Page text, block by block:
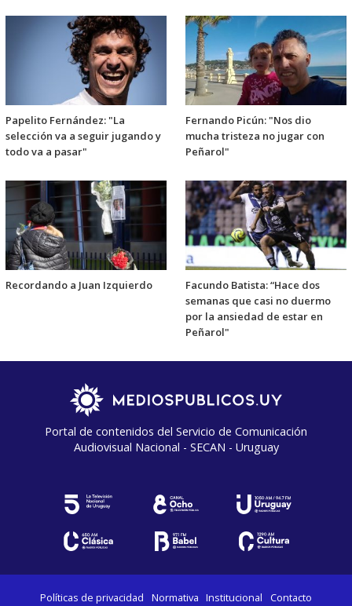
Papelito Fernández: "La
selección va a seguir jugando y
todo va a pasar"
Fernando Picún: "Nos dio
mucha tristeza no jugar con
Peñarol"
Recordando a Juan Izquierdo
Facundo Batista: “Hace dos
semanas que casi no duermo
por la ansiedad de estar en
Peñarol"
Portal de contenidos del Servicio de Comunicación
Audiovisual Nacional - SECAN - Uruguay
Políticas de privacidad Normativa Institucional Contacto